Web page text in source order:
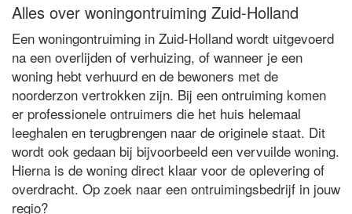
Alles over woningontruiming Zuid-Holland
Een woningontruiming in Zuid-Holland wordt uitgevoerd
na een overlijden of verhuizing, of wanneer je een
woning hebt verhuurd en de bewoners met de
noorderzon vertrokken zijn. Bij een ontruiming komen
er professionele ontruimers die het huis helemaal
leeghalen en terugbrengen naar de originele staat. Dit
wordt ook gedaan bij bijvoorbeeld een vervuilde woning.
Hierna is de woning direct klaar voor de oplevering of
overdracht. Op zoek naar een ontruimingsbedrijf in jouw
regio?